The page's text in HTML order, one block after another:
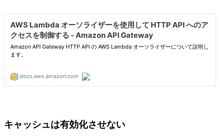
キャッシュは有効化させない